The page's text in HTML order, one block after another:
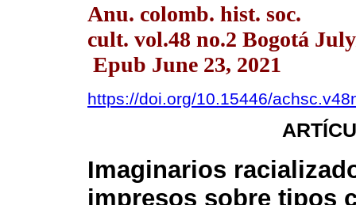
Anu. colomb. hist. soc.
cult. vol.48 no.2 Bogotá
Epub June 23, 2021
https://doi.org/10.15446/
Imaginarios
impresos sobre tipos